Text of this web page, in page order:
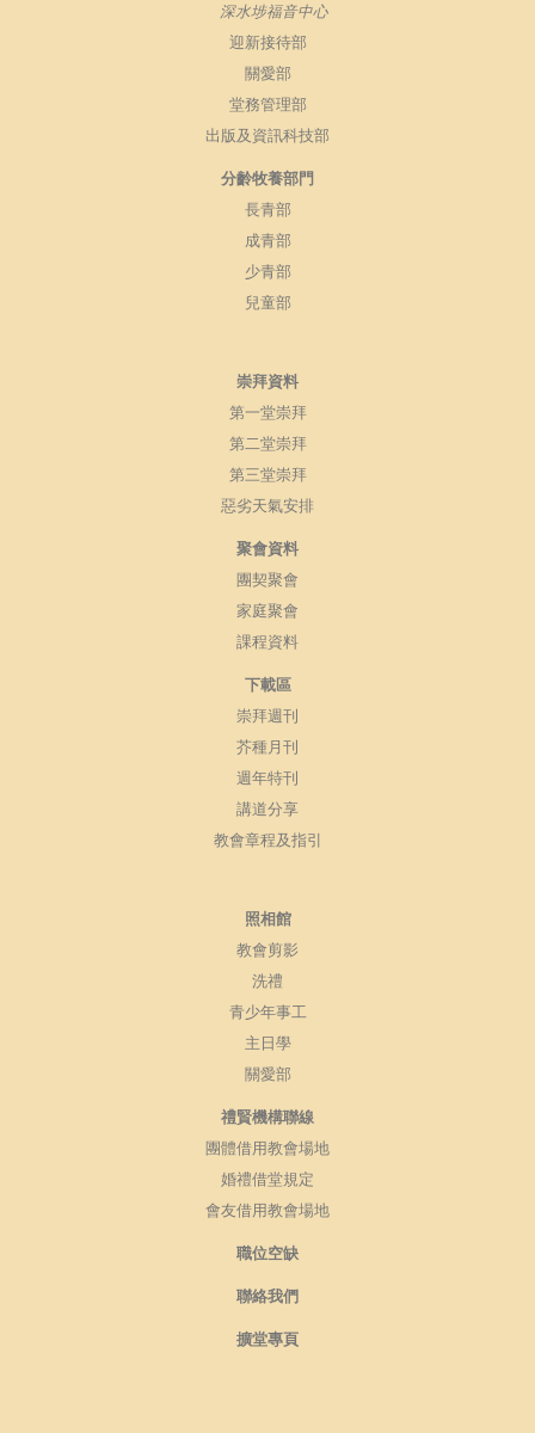
深水埗福音中心
迎新接待部
關愛部
堂務管理部
出版及資訊科技部
分齡牧養部門
長青部
成青部
少青部
兒童部
崇拜資料
第一堂崇拜
第二堂崇拜
第三堂崇拜
惡劣天氣安排
聚會資料
團契聚會
家庭聚會
課程資料
下載區
崇拜週刊
芥種月刊
週年特刊
講道分享
教會章程及指引
照相館
教會剪影
洗禮
青少年事工
主日學
關愛部
禮賢機構聯線
團體借用教會場地
婚禮借堂規定
會友借用教會場地
職位空缺
聯絡我們
擴堂專頁